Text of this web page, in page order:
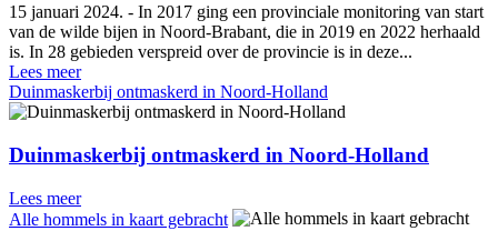
15 januari 2024. - In 2017 ging een provinciale monitoring van start
van de wilde bijen in Noord-Brabant, die in 2019 en 2022 herhaald
is. In 28 gebieden verspreid over de provincie is in deze...
Lees meer
Duinmaskerbij ontmaskerd in Noord-Holland
Duinmaskerbij ontmaskerd in Noord-Holland
Lees meer
Alle hommels in kaart gebracht